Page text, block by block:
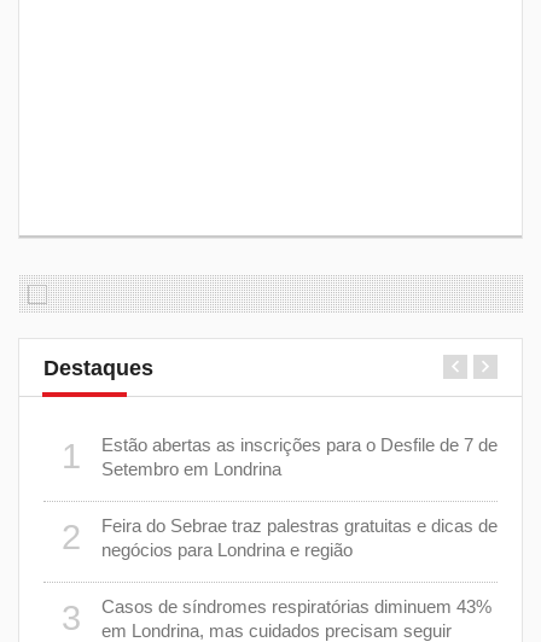
Destaques
1
Estão abertas as inscrições para o Desfile de 7 de
Setembro em Londrina
2
Feira do Sebrae traz palestras gratuitas e dicas de
negócios para Londrina e região
3
Casos de síndromes respiratórias diminuem 43%
em Londrina, mas cuidados precisam seguir